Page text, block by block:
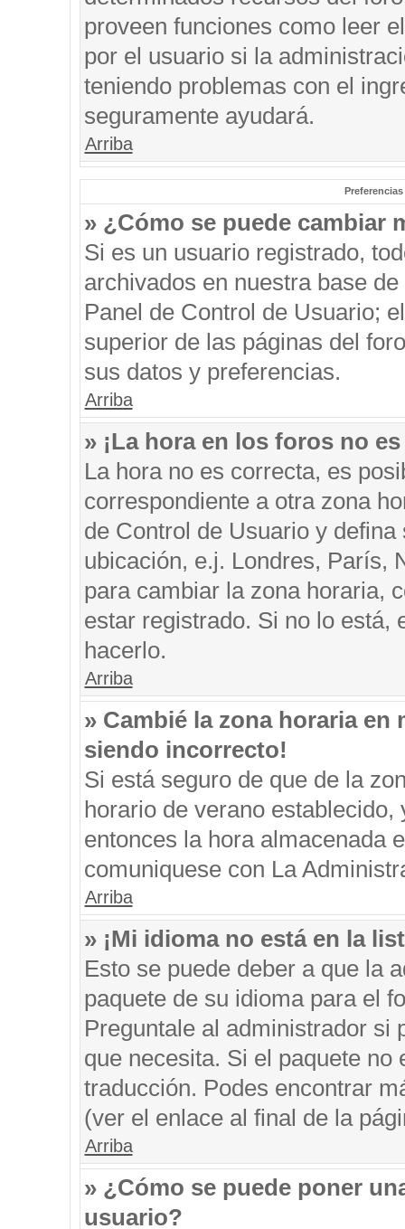
proveen funciones como leer
por el usuario si la
teniendo problemas con el
seguramente ayudará.
Arriba
» ¿Cómo se puede cambiar
Si es un usuario registrado,
archivados en nuestra base
Panel de Control de Usuario;
superior de las páginas del
sus datos y preferencias.
Arriba
» ¡La hora en los foros no
La hora no es correcta, es
correspondiente a otra zona
de Control de Usuario y
ubicación, e.j. Londres, París,
para cambiar la zona horaria,
estar registrado. Si no lo está,
hacerlo.
Arriba
» Cambié la zona horaria
siendo incorrecto!
Si está seguro de que de la
horario de verano
entonces la hora almacenada
comuniquese con La
Arriba
» ¡Mi idioma no está en la
Esto se puede deber a que la
paquete de su idioma para el
Preguntale al administrador si
que necesita. Si el paquete
traducción. Podes encontrar
(ver el enlace al final de la
Arriba
» ¿Cómo se puede poner
usuario?